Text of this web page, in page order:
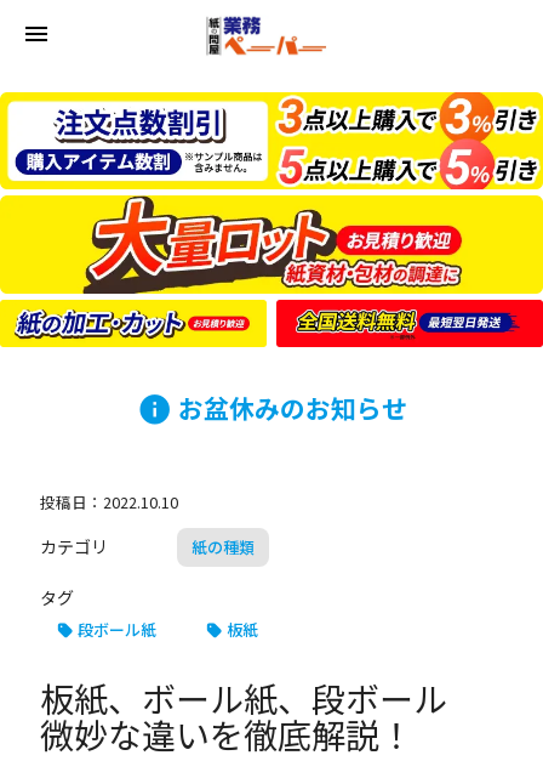
menu
info お盆休みのお知らせ
投稿日：2022.10.10
カテゴリ 紙の種類
タグ
段ボール紙 板紙
板紙、ボール紙、段ボール
微妙な違いを徹底解説！